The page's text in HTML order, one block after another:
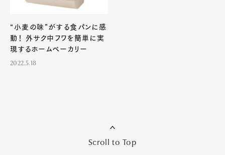
“小麦の味”がする食パンに感
動！ 外サク中フワを簡単に実
現するホームベーカリー
2022.5.18
Scroll to Top